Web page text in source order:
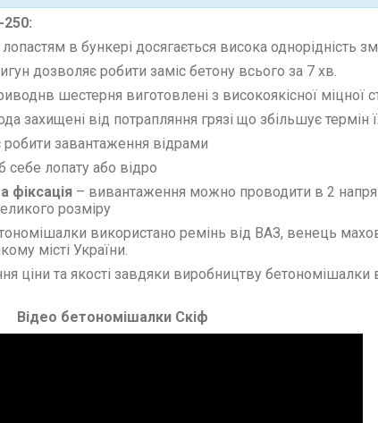
в бункері досягається висока однорідність
дозволяє робити заміс бетону всього за 7 хв.
шестерня виготовлені з високоякісної міцної
захищені від потрапляння грязі що збільшує термін
завантаження відрами
себе лопату або відро
фіксація – вивантаження можно проводити в 2
розміру
використано ремінь від ВАЗ, венець
місті України.
ціни та якості завдяки виробництву бетономішалки
Відео бетономішалки Скіф